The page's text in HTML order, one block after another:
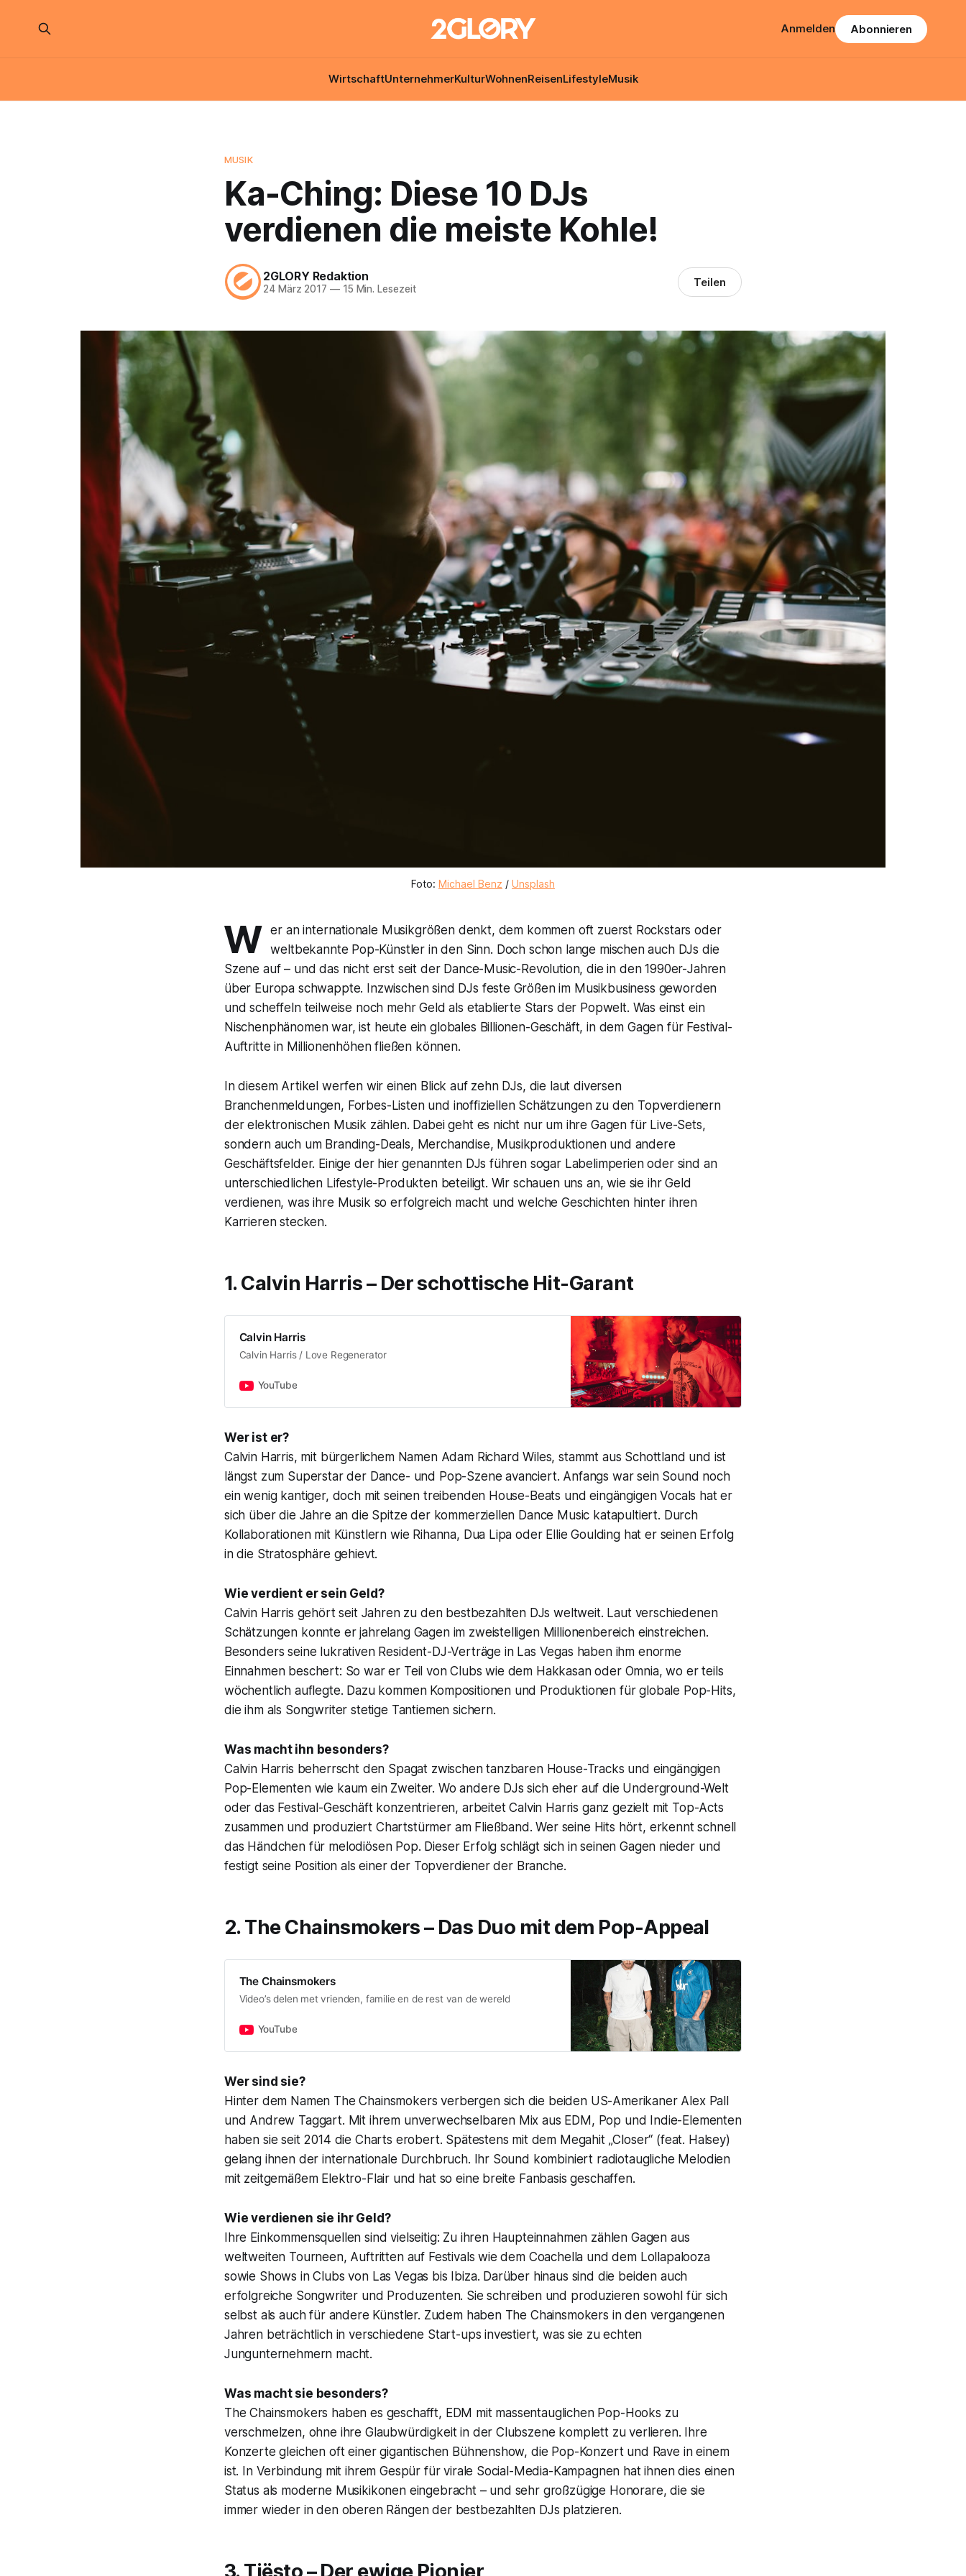
WirtschaftUnternehmerKulturWohnenReisenLifestyleMusik
Anmelden Abonnieren
MUSIK
Ka-Ching: Diese 10 DJs
verdienen die meiste Kohle!
2GLORY Redaktion
24 März 2017 —15 Min. Lesezeit Teilen
Foto: Michael Benz / Unsplash
W er an internationale Musikgrößen denkt, dem kommen oft zuerst Rockstars oder
weltbekannte Pop-Künstler in den Sinn. Doch schon lange mischen auch DJs die
Szene auf – und das nicht erst seit der Dance-Music-Revolution, die in den 1990er-Jahren
über Europa schwappte. Inzwischen sind DJs feste Größen im Musikbusiness geworden
und scheffeln teilweise noch mehr Geld als etablierte Stars der Popwelt. Was einst ein
Nischenphänomen war, ist heute ein globales Billionen-Geschäft, in dem Gagen für Festival-
Auftritte in Millionenhöhen fließen können.
In diesem Artikel werfen wir einen Blick auf zehn DJs, die laut diversen
Branchenmeldungen, Forbes-Listen und inoffiziellen Schätzungen zu den Topverdienern
der elektronischen Musik zählen. Dabei geht es nicht nur um ihre Gagen für Live-Sets,
sondern auch um Branding-Deals, Merchandise, Musikproduktionen und andere
Geschäftsfelder. Einige der hier genannten DJs führen sogar Labelimperien oder sind an
unterschiedlichen Lifestyle-Produkten beteiligt. Wir schauen uns an, wie sie ihr Geld
verdienen, was ihre Musik so erfolgreich macht und welche Geschichten hinter ihren
Karrieren stecken.
1. Calvin Harris – Der schottische Hit-Garant
Calvin Harris
Calvin Harris / Love Regenerator
YouTube
Wer ist er?
Calvin Harris, mit bürgerlichem Namen Adam Richard Wiles, stammt aus Schottland und ist
längst zum Superstar der Dance- und Pop-Szene avanciert. Anfangs war sein Sound noch
ein wenig kantiger, doch mit seinen treibenden House-Beats und eingängigen Vocals hat er
sich über die Jahre an die Spitze der kommerziellen Dance Music katapultiert. Durch
Kollaborationen mit Künstlern wie Rihanna, Dua Lipa oder Ellie Goulding hat er seinen Erfolg
in die Stratosphäre gehievt.
Wie verdient er sein Geld?
Calvin Harris gehört seit Jahren zu den bestbezahlten DJs weltweit. Laut verschiedenen
Schätzungen konnte er jahrelang Gagen im zweistelligen Millionenbereich einstreichen.
Besonders seine lukrativen Resident-DJ-Verträge in Las Vegas haben ihm enorme
Einnahmen beschert: So war er Teil von Clubs wie dem Hakkasan oder Omnia, wo er teils
wöchentlich auflegte. Dazu kommen Kompositionen und Produktionen für globale Pop-Hits,
die ihm als Songwriter stetige Tantiemen sichern.
Was macht ihn besonders?
Calvin Harris beherrscht den Spagat zwischen tanzbaren House-Tracks und eingängigen
Pop-Elementen wie kaum ein Zweiter. Wo andere DJs sich eher auf die Underground-Welt
oder das Festival-Geschäft konzentrieren, arbeitet Calvin Harris ganz gezielt mit Top-Acts
zusammen und produziert Chartstürmer am Fließband. Wer seine Hits hört, erkennt schnell
das Händchen für melodiösen Pop. Dieser Erfolg schlägt sich in seinen Gagen nieder und
festigt seine Position als einer der Topverdiener der Branche.
2. The Chainsmokers – Das Duo mit dem Pop-Appeal
The Chainsmokers
Video’s delen met vrienden, familie en de rest van de wereld
YouTube
Wer sind sie?
Hinter dem Namen The Chainsmokers verbergen sich die beiden US-Amerikaner Alex Pall
und Andrew Taggart. Mit ihrem unverwechselbaren Mix aus EDM, Pop und Indie-Elementen
haben sie seit 2014 die Charts erobert. Spätestens mit dem Megahit „Closer“ (feat. Halsey)
gelang ihnen der internationale Durchbruch. Ihr Sound kombiniert radiotaugliche Melodien
mit zeitgemäßem Elektro-Flair und hat so eine breite Fanbasis geschaffen.
Wie verdienen sie ihr Geld?
Ihre Einkommensquellen sind vielseitig: Zu ihren Haupteinnahmen zählen Gagen aus
weltweiten Tourneen, Auftritten auf Festivals wie dem Coachella und dem Lollapalooza
sowie Shows in Clubs von Las Vegas bis Ibiza. Darüber hinaus sind die beiden auch
erfolgreiche Songwriter und Produzenten. Sie schreiben und produzieren sowohl für sich
selbst als auch für andere Künstler. Zudem haben The Chainsmokers in den vergangenen
Jahren beträchtlich in verschiedene Start-ups investiert, was sie zu echten
Jungunternehmern macht.
Was macht sie besonders?
The Chainsmokers haben es geschafft, EDM mit massentauglichen Pop-Hooks zu
verschmelzen, ohne ihre Glaubwürdigkeit in der Clubszene komplett zu verlieren. Ihre
Konzerte gleichen oft einer gigantischen Bühnenshow, die Pop-Konzert und Rave in einem
ist. In Verbindung mit ihrem Gespür für virale Social-Media-Kampagnen hat ihnen dies einen
Status als moderne Musikikonen eingebracht – und sehr großzügige Honorare, die sie
immer wieder in den oberen Rängen der bestbezahlten DJs platzieren.